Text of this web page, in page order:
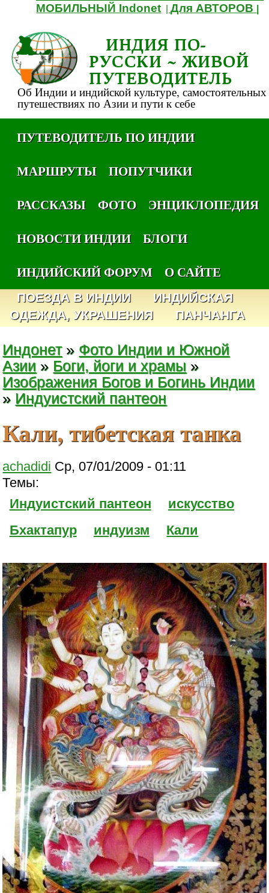
МОБИЛЬНЫЙ Indonet |Для АВТОРОВ
ИНДИЯ ПО-
РУССКИ ~ ЖИВОЙ
ПУТЕВОДИТЕЛЬ
Об Индии и индийской культуре, самостоятельных
путешествиях по Азии и пути к себе
ПУТЕВОДИТЕЛЬ ПО ИНДИИ
МАРШРУТЫ
ПОПУТЧИКИ
РАССКАЗЫ
ФОТО
ЭНЦИКЛОПЕДИЯ
НОВОСТИ ИНДИИ
БЛОГИ
ИНДИЙСКИЙ ФОРУМ
О САЙТЕ
ПОЕЗДА В ИНДИИ
ИНДИЙСКАЯ
ОДЕЖДА, УКРАШЕНИЯ
ПАНЧАНГА
Индонет» Фото Индии и Южной
Азии » Боги, йоги и храмы »
Изображения Богов и Богинь Индии
» Индуистский пантеон
Кали, тибетская танка
achadidi Ср, 07/01/2009 - 01:11
Темы:
Индуистский пантеон
искусство
Бхактапур
индуизм Кали